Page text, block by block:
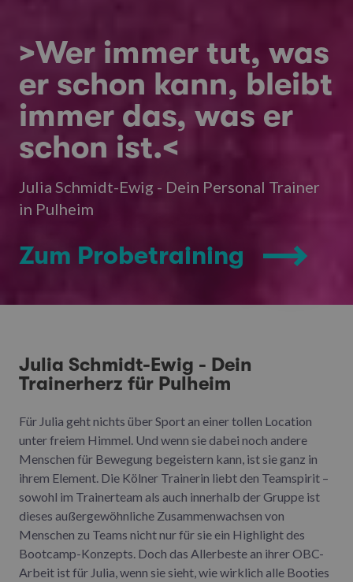
>Wer immer tut, was
er schon kann, bleibt
immer das, was er
schon ist.<
Julia Schmidt-Ewig - Dein Personal Trainer
in Pulheim
Zum Probetraining
Julia Schmidt-Ewig - Dein
Trainerherz für Pulheim
Für Julia geht nichts über Sport an einer tollen Location
unter freiem Himmel. Und wenn sie dabei noch andere
Menschen für Bewegung begeistern kann, ist sie ganz in
ihrem Element. Die Kölner Trainerin liebt den Teamspirit –
sowohl im Trainerteam als auch innerhalb der Gruppe ist
dieses außergewöhnliche Zusammenwachsen von
Menschen zu Teams nicht nur für sie ein Highlight des
Bootcamp-Konzepts. Doch das Allerbeste an ihrer OBC-
Arbeit ist für Julia, wenn sie sieht, wie wirklich alle Booties